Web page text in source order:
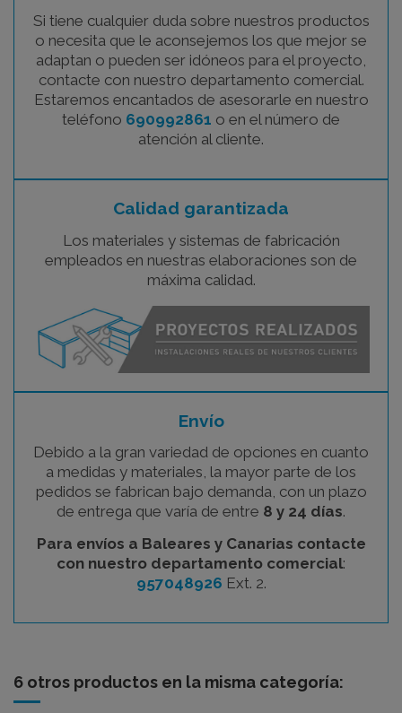
Si tiene cualquier duda sobre nuestros productos
o necesita que le aconsejemos los que mejor se
adaptan o pueden ser idóneos para el proyecto,
contacte con nuestro departamento comercial.
Estaremos encantados de asesorarle en nuestro
teléfono 690992861 o en el número de
atención al cliente.
Calidad garantizada
Los materiales y sistemas de fabricación
empleados en nuestras elaboraciones son de
máxima calidad.
Envío
Debido a la gran variedad de opciones en cuanto
a medidas y materiales, la mayor parte de los
pedidos se fabrican bajo demanda, con un plazo
de entrega que varía de entre 8 y 24 días.
Para envíos a Baleares y Canarias contacte
con nuestro departamento comercial:
957048926 Ext. 2.
6 otros productos en la misma categoría: